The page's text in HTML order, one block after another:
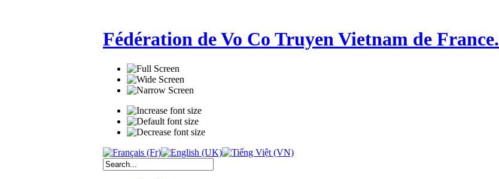
Fédération de Vo Co Truyen Vietnam de France.